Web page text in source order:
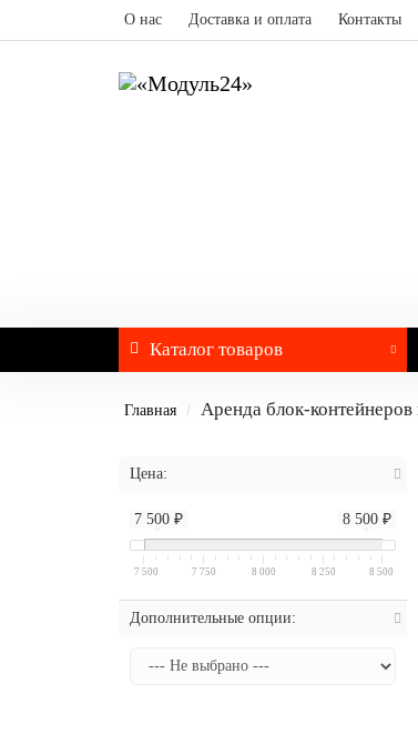
О нас Доставка и оплата Контакты
Каталог товаров
Главная Аренда блок-контейнеров
Цена:
7 500 ₽ 8 500 ₽
7 500 7 750 8 000 8 250 8 500
Дополнительные опции: